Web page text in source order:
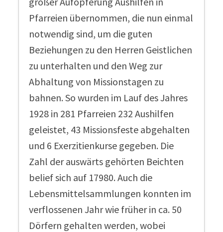
Pfarreien übernommen, die nun einmal
notwendig sind, um die guten
Beziehungen zu den Herren Geistlichen
zu unterhalten und den Weg zur
Abhaltung von Missionstagen zu
bahnen. So wurden im Lauf des Jahres
1928 in 281 Pfarreien 232 Aushilfen
geleistet, 43 Missionsfeste abgehalten
und 6 Exerzitienkurse gegeben. Die
Zahl der auswärts gehörten Beichten
belief sich auf 17980. Auch die
Lebensmittelsammlungen konnten im
verflossenen Jahr wie früher in ca. 50
Dörfern gehalten werden, wobei